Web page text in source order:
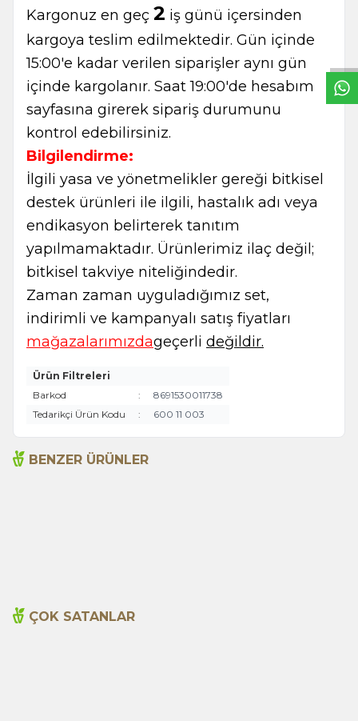
Kargonuz en geç 2 iş günü içersinden
kargoya teslim edilmektedir. Gün içinde
15:00'e kadar verilen siparişler aynı gün
içinde kargolanır. Saat 19:00'de hesabım
sayfasına girerek sipariş durumunu
kontrol edebilirsiniz.
Bilgilendirme:
İlgili yasa ve yönetmelikler gereği bitkisel
destek ürünleri ile ilgili, hastalık adı veya
endikasyon belirterek tanıtım
yapılmamaktadır. Ürünlerimiz ilaç değil;
bitkisel takviye niteliğindedir.
Zaman zaman uyguladığımız set,
indirimli ve kampanyalı satış fiyatları
mağazalarımızdageçerli değildir.
Ürün Filtreleri
Barkod
:
8691530011738
Tedarikçi Ürün Kodu
: 600 11 003
BENZER ÜRÜNLER
ÇOK SATANLAR